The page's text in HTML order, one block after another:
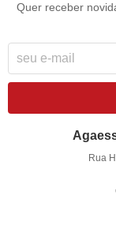
Quer receber
Rua